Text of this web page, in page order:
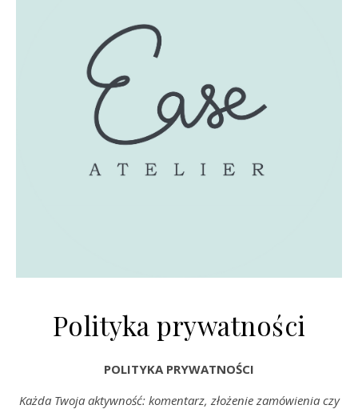
Polityka prywatności
POLITYKA PRYWATNOŚCI
Każda Twoja aktywność: komentarz, złożenie zamówienia czy